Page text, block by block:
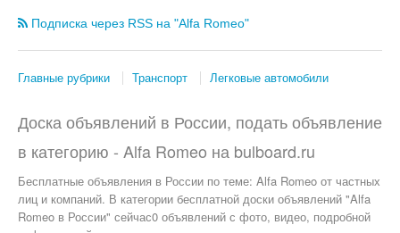
Подписка через RSS на "Alfa Romeo"
Главные рубрики Транспорт Легковые автомобили
Доска объявлений в России, подать объявление
в категорию - Alfa Romeo на bulboard.ru
Бесплатные объявления в России по теме: Alfa Romeo от частных
лиц и компаний. В категории бесплатной доски объявлений "Alfa
Romeo в России" сейчас0 объявлений с фото, видео, подробной